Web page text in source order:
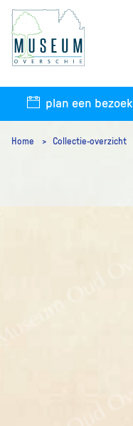
plan een bezoek
Home Collectie-overzicht